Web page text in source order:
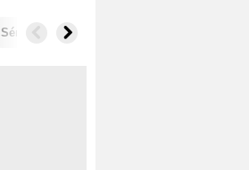
Séries similaires